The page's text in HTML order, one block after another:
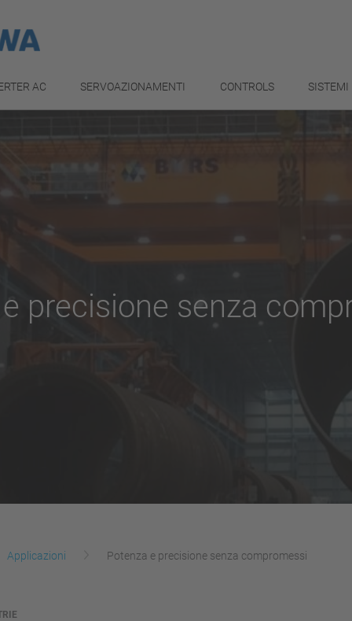
AC SERVOAZIONAMENTI CONTROLS SISTEMI
precisione senza
Applicazioni Potenza e precisione senza compromessi